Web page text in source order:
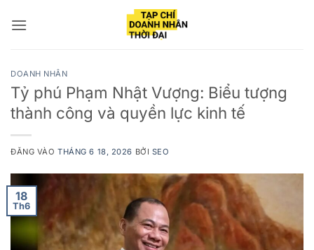
qua
DOANH NHÂN
Tỷ phú Phạm Nhật Vượng: Biểu tượng
thành công và quyền lực kinh tế
ĐĂNG VÀOTHÁNG 6 18, 2026 BỞI SEO
18
Th6